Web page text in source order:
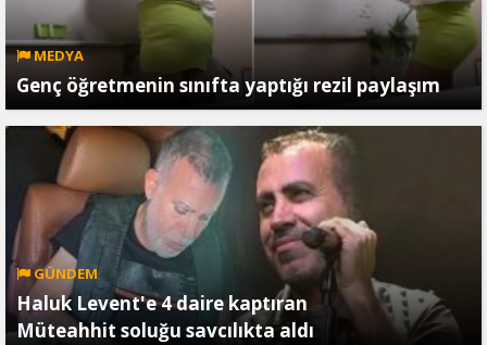
MEDYA
Genç öğretmenin sınıfta yaptığı rezil paylaşım
GÜNDEM
Haluk Levent'e 4 daire kaptıran
Müteahhit soluğu savcılıkta aldı